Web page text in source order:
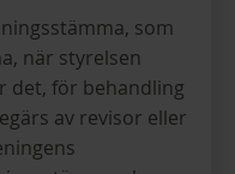
som
när styrelsen
det, för behandling
av revisor eller